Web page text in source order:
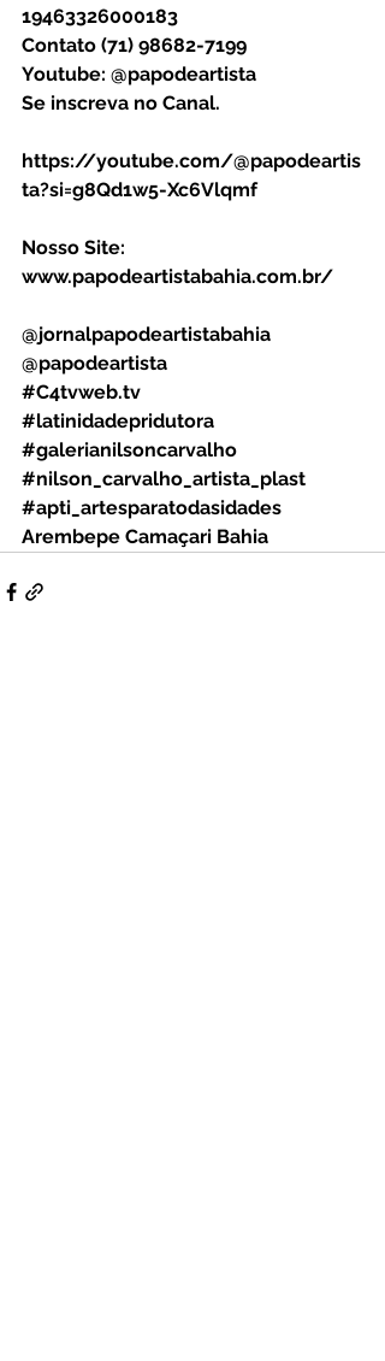
19463326000183
Contato (71) 98682-7199
Youtube: @papodeartista
Se inscreva no Canal.
https://youtube.com/@papodeartis
ta?si=g8Qd1w5-Xc6Vlqmf
Nosso Site:
www.papodeartistabahia.com.br/
@jornalpapodeartistabahia
@papodeartista
#C4tvweb.tv
#latinidadepridutora
#galerianilsoncarvalho
#nilson_carvalho_artista_plast
#apti_artesparatodasidades
Arembepe Camaçari Bahia